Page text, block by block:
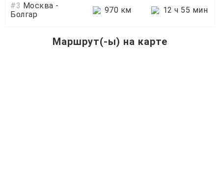
#3 Москва -
Болгар
970 км 12 ч 55 мин
Маршрут(-ы) на карте